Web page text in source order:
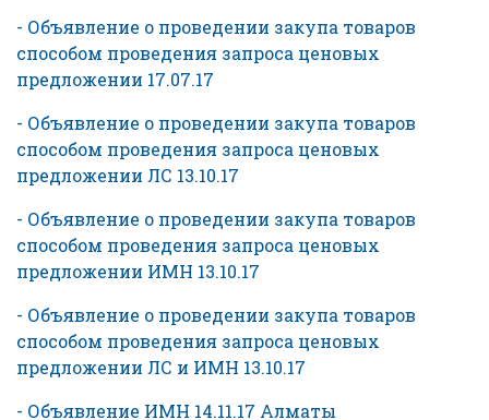
- Объявление о проведении закупа товаров
способом проведения запроса ценовых
предложении 17.07.17
- Объявление о проведении закупа товаров
способом проведения запроса ценовых
предложении ЛС 13.10.17
- Объявление о проведении закупа товаров
способом проведения запроса ценовых
предложении ИМН 13.10.17
- Объявление о проведении закупа товаров
способом проведения запроса ценовых
предложении ЛС и ИМН 13.10.17
- Объявление ИМН 14.11.17 Алматы